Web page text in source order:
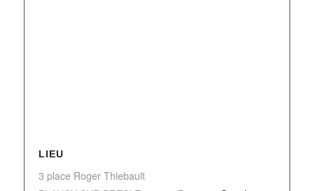
LIEU
3 place Roger Thiebault